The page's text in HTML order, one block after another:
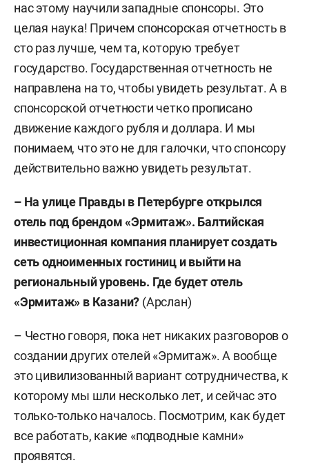
нас этому научили западные спонсоры. Это
целая наука! Причем спонсорская отчетность в
сто раз лучше, чем та, которую требует
государство. Государственная отчетность не
направлена на то, чтобы увидеть результат. А в
спонсорской отчетности четко прописано
движение каждого рубля и доллара. И мы
понимаем, что это не для галочки, что спонсору
действительно важно увидеть результат.
–На улице Правды в Петербурге открылся
отель под брендом «Эрмитаж». Балтийская
инвестиционная компания планирует создать
сеть одноименных гостиниц и выйти на
региональный уровень. Где будет отель
«Эрмитаж» в Казани? (Арслан)
– Честно говоря, пока нет никаких разговоров о
создании других отелей «Эрмитаж». А вообще
это цивилизованный вариант сотрудничества, к
которому мы шли несколько лет, и сейчас это
только-только началось. Посмотрим, как будет
все работать, какие «подводные камни»
проявятся.